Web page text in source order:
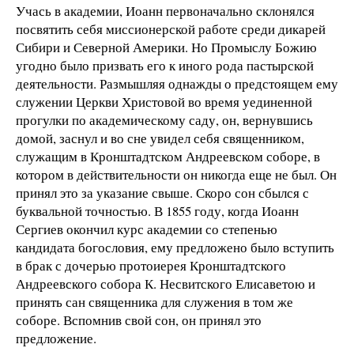
Учась в академии, Иоанн первоначально склонялся
посвятить себя миссионерской работе среди дикарей
Сибири и Северной Америки. Но Промыслу Божию
угодно было призвать его к иного рода пастырской
деятельности. Размышляя однажды о предстоящем ему
служении Церкви Христовой во время уединенной
прогулки по академическому саду, он, вернувшись
домой, заснул и во сне увидел себя священником,
служащим в Кронштадтском Андреевском соборе, в
котором в действительности он никогда еще не был. Он
принял это за указание свыше. Скоро сон сбылся с
буквальной точностью. В 1855 году, когда Иоанн
Сергиев окончил курс академии со степенью
кандидата богословия, ему предложено было вступить
в брак с дочерью протоиерея Кронштадтского
Андреевского собора К. Несвитского Елисаветою и
принять сан священника для служения в том же
соборе. Вспомнив свой сон, он принял это
предложение.